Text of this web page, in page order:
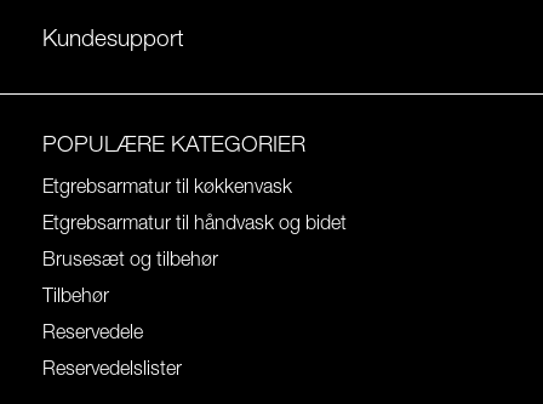
Kundesupport
POPULÆRE KATEGORIER
Etgrebsarmatur til køkkenvask
Etgrebsarmatur til håndvask og bidet
Brusesæt og tilbehør
Tilbehør
Reservedele
Reservedelslister